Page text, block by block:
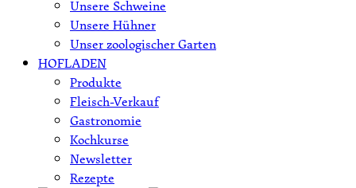
Unsere Schweine
Unsere Hühner
Unser zoologischer Garten
HOFLADEN
Produkte
Fleisch-Verkauf
Gastronomie
Kochkurse
Newsletter
Rezepte